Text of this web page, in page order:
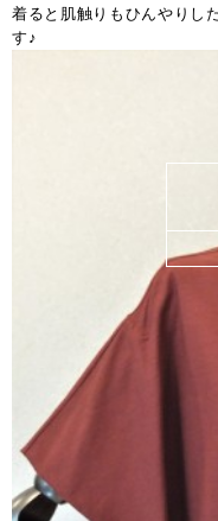
着ると肌触りもひんやりし
す♪